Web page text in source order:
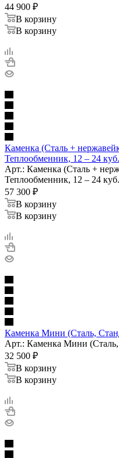
44 900 ₽
В корзину
В корзину
Каменка (Сталь +
Теплообменник, 12 – 24
Арт.: Каменка (Сталь +
Теплообменник, 12 – 24
57 300 ₽
В корзину
В корзину
Каменка Мини (Сталь,
Арт.: Каменка Мини (Сталь,
32 500 ₽
В корзину
В корзину